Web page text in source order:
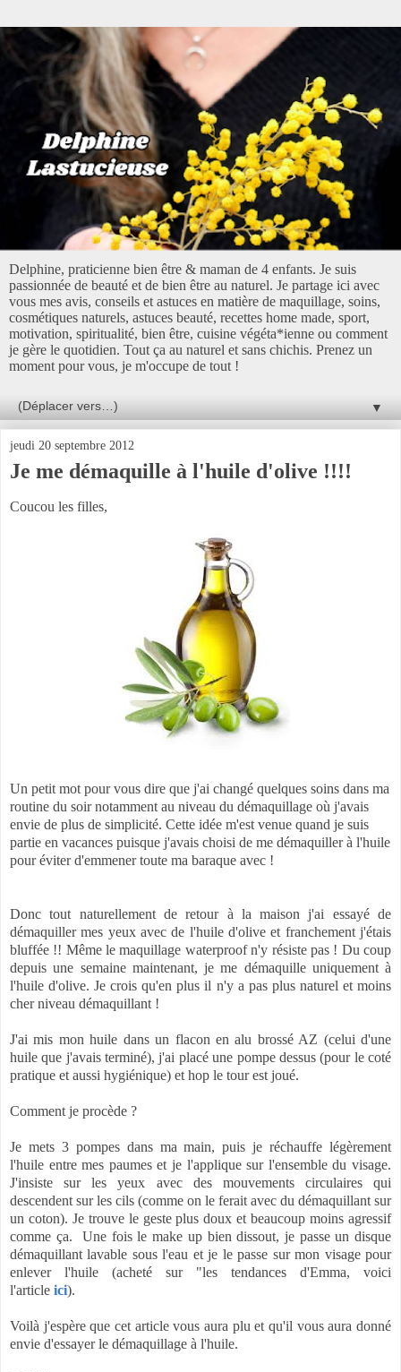
Delphine, praticienne bien être & maman de 4 enfants. Je suis
passionnée de beauté et de bien être au naturel. Je partage ici avec
vous mes avis, conseils et astuces en matière de maquillage, soins,
cosmétiques naturels, astuces beauté, recettes home made, sport,
motivation, spiritualité, bien être, cuisine végéta*ienne ou comment
je gère le quotidien. Tout ça au naturel et sans chichis. Prenez un
moment pour vous, je m'occupe de tout !
▼
jeudi 20 septembre 2012
Je me démaquille à l'huile d'olive !!!!
Coucou les filles,
Un petit mot pour vous dire que j'ai changé quelques soins dans ma
routine du soir notamment au niveau du démaquillage où j'avais
envie de plus de simplicité. Cette idée m'est venue quand je suis
partie en vacances puisque j'avais choisi de me démaquiller à l'huile
pour éviter d'emmener toute ma baraque avec !
Donc tout naturellement de retour à la maison j'ai essayé de
démaquiller mes yeux avec de l'huile d'olive et franchement j'étais
bluffée !! Même le maquillage waterproof n'y résiste pas ! Du coup
depuis une semaine maintenant, je me démaquille uniquement à
l'huile d'olive. Je crois qu'en plus il n'y a pas plus naturel et moins
cher niveau démaquillant !
J'ai mis mon huile dans un flacon en alu brossé AZ (celui d'une
huile que j'avais terminé), j'ai placé une pompe dessus (pour le coté
pratique et aussi hygiénique) et hop le tour est joué.
Comment je procède ?
Je mets 3 pompes dans ma main, puis je réchauffe légèrement
l'huile entre mes paumes et je l'applique sur l'ensemble du visage.
J'insiste sur les yeux avec des mouvements circulaires qui
descendent sur les cils (comme on le ferait avec du démaquillant sur
un coton). Je trouve le geste plus doux et beaucoup moins agressif
comme ça. Une fois le make up bien dissout, je passe un disque
démaquillant lavable sous l'eau et je le passe sur mon visage pour
enlever l'huile (acheté sur "les tendances d'Emma, voici
l'article ici).
Voilà j'espère que cet article vous aura plu et qu'il vous aura donné
envie d'essayer le démaquillage à l'huile.